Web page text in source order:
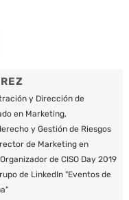
y Dirección de
en Marketing,
y Gestión de Riesgos
de Marketing en
de CISO Day 2019
de LinkedIn "Eventos de